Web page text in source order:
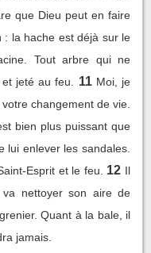
que Dieu peut en faire
: la hache est déjà sur le
Tout arbre qui ne
jeté au feu.
11 Moi, je
changement de vie.
bien plus puissant que
lui enlever les sandales.
Esprit et le feu.
12 Il
nettoyer son aire de
Quant à la bale, il
jamais.